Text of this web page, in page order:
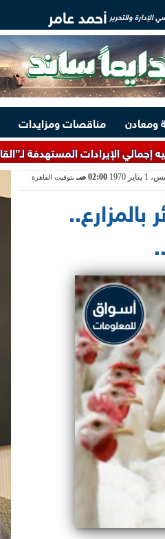
والتحرير أحمد عامر
ومعادن مناقصات ومزايدات
1970 02:00 صـ بتوقيت القاهرة